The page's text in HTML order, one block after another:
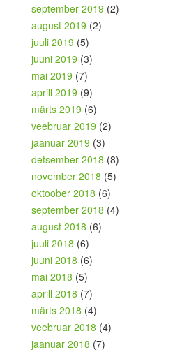
september 2019 (2)
august 2019 (2)
juuli 2019 (5)
juuni 2019 (3)
mai 2019 (7)
aprill 2019 (9)
märts 2019 (6)
veebruar 2019 (2)
jaanuar 2019 (3)
detsember 2018 (8)
november 2018 (5)
oktoober 2018 (6)
september 2018 (4)
august 2018 (6)
juuli 2018 (6)
juuni 2018 (6)
mai 2018 (5)
aprill 2018 (7)
märts 2018 (4)
veebruar 2018 (4)
jaanuar 2018 (7)